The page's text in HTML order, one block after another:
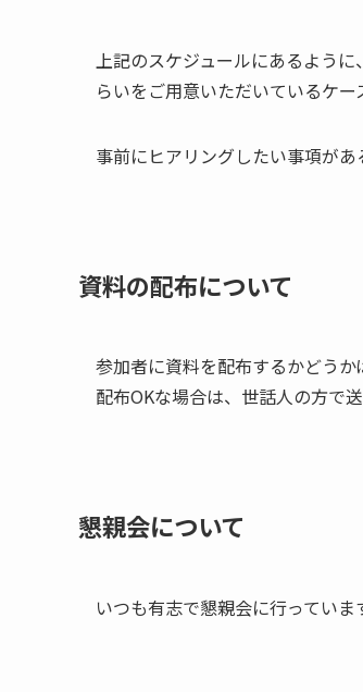
上記のスケジュールにあるよう
らいをご用意いただいているケー
事前にヒアリングしたい事項があ
資料の配布について
参加者に資料を配布するかどうか
配布OKな場合は、世話人の方で送
懇親会について
いつも有志で懇親会に行っていま